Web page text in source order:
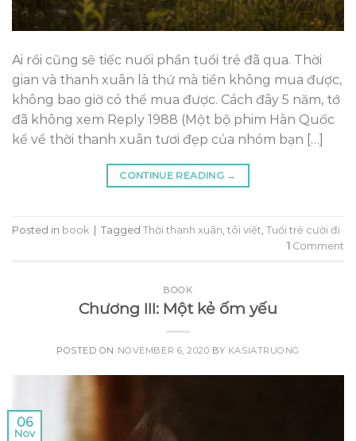
Ai rồi cũng sẽ tiếc nuối phần tuổi trẻ đã qua. Thời
gian và thanh xuân là thứ mà tiền không mua được,
không bao giờ có thể mua được. Cách đây 5 năm, tớ
đã không xem Reply 1988 (Một bộ phim Hàn Quốc
kể về thời thanh xuân tươi đẹp của nhóm bạn […]
CONTINUE READING →
Posted in book Tagged Thời thanh xuân tôi viết Tuổi trẻ cười đi
1 Comment
BOOK
Chương III: Một kẻ ốm yếu
POSTED ON NOVEMBER 6, 2020 BY KASIATRUONG
06
Nov